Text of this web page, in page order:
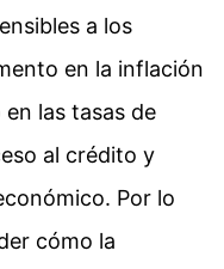
a los
en la inflación
las tasas de
al crédito y
Por lo
cómo la